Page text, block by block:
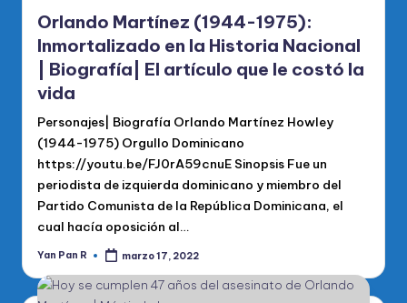
d
el
P
R
M
Orlando Martínez (1944-1975):
Inmortalizado en la Historia Nacional
| Biografía| El artículo que le costó la
vida
Personajes| Biografía Orlando Martínez Howley
(1944-1975) Orgullo Dominicano
https://youtu.be/FJ0rA59cnuE Sinopsis Fue un
periodista de izquierda dominicano y miembro del
Partido Comunista de la República Dominicana, el
cual hacía oposición al…
Publicado
Yan Pan R marzo 17, 2022